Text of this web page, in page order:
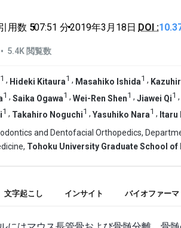
用数 5•07:51 分•2019年3月18日 DOI :
• 5.4K 閲覧数
1 , Hideki Kitaura1 , Masahiko Ishida1 ,
1 , Saika Ogawa1 , Wei-Ren Shen1 , Jiawei Qi1 ,
1 , Takahiro Noguchi1 , Yasuhiko Nara1 ,
and Dentofacial Orthopedics,
Tohoku University Graduate School of
文字起こし インサイト バイオファー